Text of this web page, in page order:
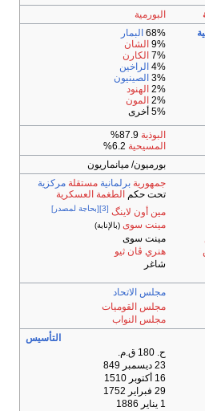
البورمية
68% البمار
9% الشان
7% الكارن
4% الراخين
3% الصينيون
2% الهنود
2% المون
5% أخرى
البوذية 87.9%
المسيحية
بورميون/ ميانماريون
جمهورية برلمانية مستقلة مركزية
تحت حكم الطغمة العسكرية
مين أون لاينگ [3] [بحاجة لمصدر]
مينت سوى (بالإنابة)
مينت سوى
هنري ڤان ثيو
شاغر
مجلس الاتحاد
مجلس القوميات
مجلس النواب
التأسيس
ح. 180 ق.م.
23 ديسمبر 849
16 أكتوبر 1510
29 فبراير 1752
1 يناير 1886